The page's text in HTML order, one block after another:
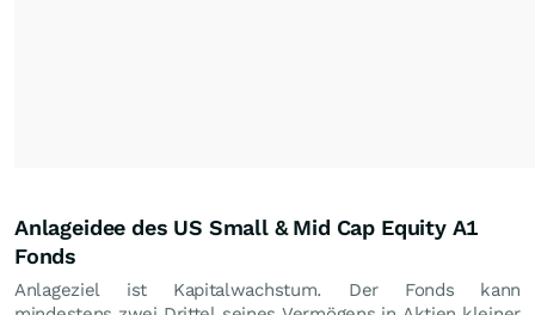
Anlageidee des US Small & Mid Cap Equity A1
Fonds
Anlageziel ist Kapitalwachstum. Der Fonds kann